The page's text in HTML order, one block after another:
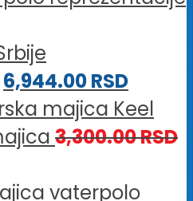
6,944.00RSD
Keel
3,300.00RSD